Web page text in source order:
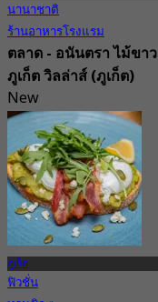
นานาชาติ
ร้านอาหารโรงแรม
ตลาด - อนันตรา ไม้ขาว
ภูเก็ต วิลล่าส์ (ภูเก็ต)
New
จาก
฿ 575
ภูเก็ต
ฟิวชั่น